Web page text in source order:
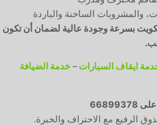
والمشروبات الساخنة والباردة
بسرعة وجودة عالية لضمان أن تكون
ايقاف السيارات– خدمة الضيافة
الرفيع مع الاحتراف والخبرة.